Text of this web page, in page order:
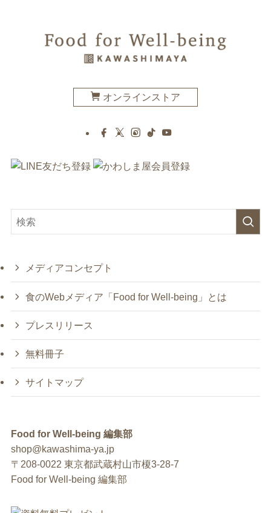
オンラインストア
メディアコンセプト
食のWebメディア「Food for Well-being」とは
プレスリリース
無料冊子
サイトマップ
Food for Well-being 編集部
shop@kawashima-ya.jp
〒208-0022 東京都武蔵村山市榎3-28-7
Food for Well-being 編集部